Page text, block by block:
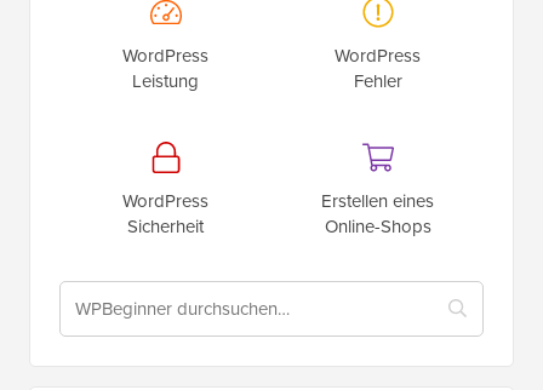
WordPress
Leistung
WordPress
Fehler
WordPress
Sicherheit
Erstellen eines
Online-Shops